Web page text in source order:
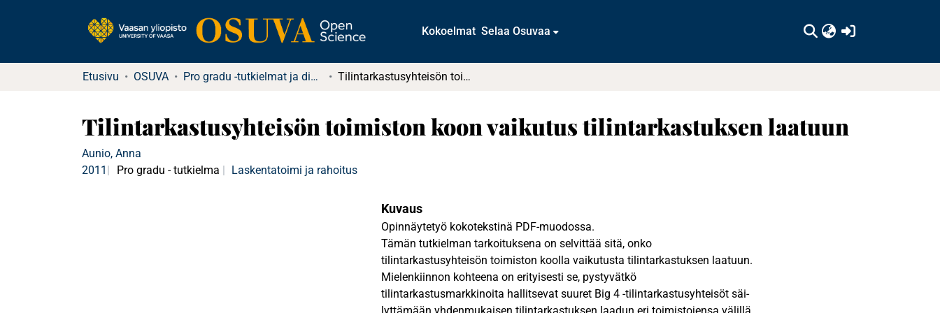
Kokoelmat Selaa Osuvaa
Etusivu OSUVA Pro gradu -tutkielmat ja diplomityöt (rajattu saatavuus) Tilintarkastusyhteisön toimiston koon vaikutus tilintarkastuksen laatuun
Tilintarkastusyhteisön toimiston koon vaikutus tilintarkastuksen laatuun
Aunio, Anna
2011
Pro gradu - tutkielma Laskentatoimi ja rahoitus
Kuvaus
Opinnäytetyö kokotekstinä PDF-muodossa.
Tämän tutkielman tarkoituksena on selvittää sitä, onko
tilintarkastusyhteisön toimiston koolla vaikutusta tilintarkastuksen laatuun.
Mielenkiinnon kohteena on erityisesti se, pystyvätkö
tilintarkastusmarkkinoita hallitsevat suuret Big 4 -tilintarkastusyhteisöt säi-